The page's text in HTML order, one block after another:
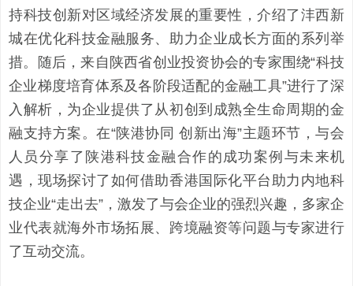
持科技创新对区域经济发展的重要性，介绍了沣西新
城在优化科技金融服务、助力企业成长方面的系列举
措。随后，来自陕西省创业投资协会的专家围绕“科技
企业梯度培育体系及各阶段适配的金融工具”进行了深
入解析，为企业提供了从初创到成熟全生命周期的金
融支持方案。在“陕港协同 创新出海”主题环节，与会
人员分享了陕港科技金融合作的成功案例与未来机
遇，现场探讨了如何借助香港国际化平台助力内地科
技企业“走出去”，激发了与会企业的强烈兴趣，多家企
业代表就海外市场拓展、跨境融资等问题与专家进行
了互动交流。